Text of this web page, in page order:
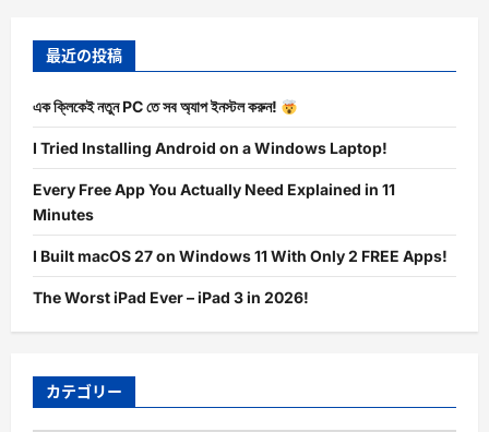
最近の投稿
এক ক্লিকেই নতুন PC তে সব অ্যাপ ইনস্টল করুন!
I Tried Installing Android on a Windows Laptop!
Every Free App You Actually Need Explained in 11
Minutes
I Built macOS 27 on Windows 11 With Only 2 FREE Apps!
The Worst iPad Ever – iPad 3 in 2026!
カテゴリー